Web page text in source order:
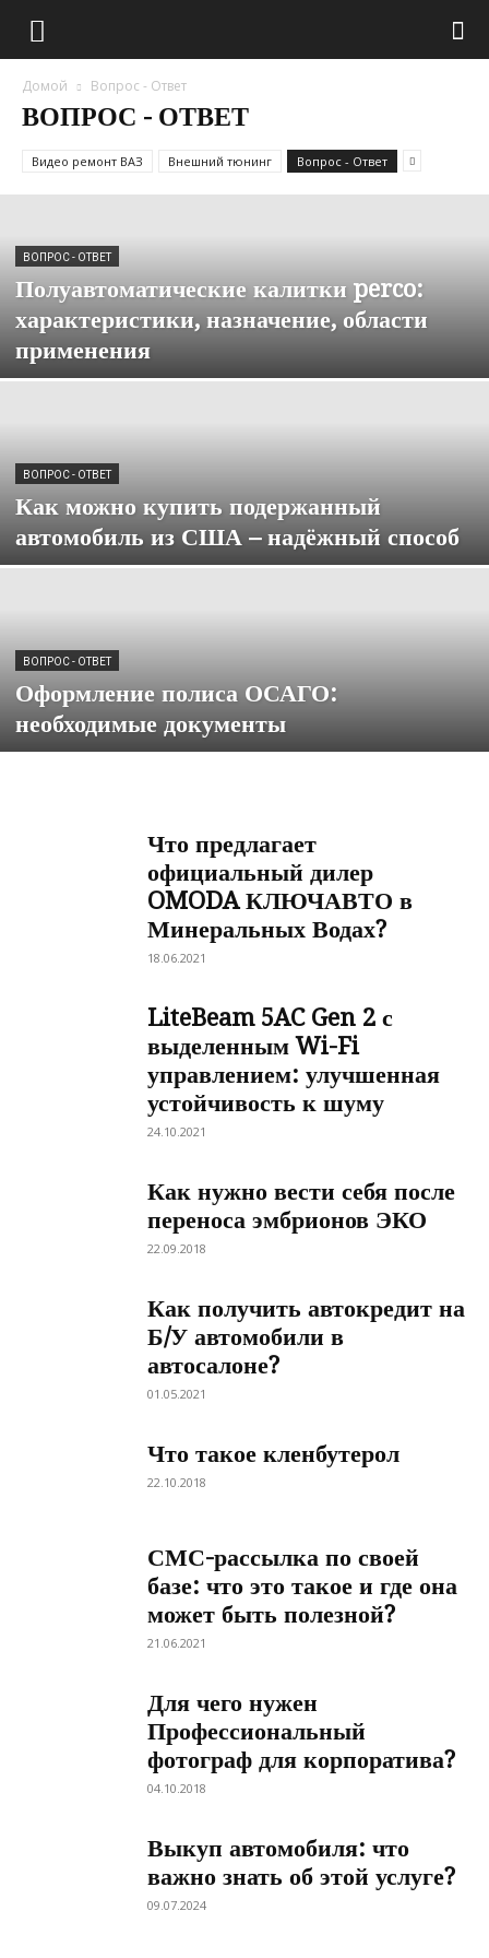
Домой Вопрос - Ответ
ВОПРОС - ОТВЕТ
Видео ремонт ВАЗ Внешний тюнинг Вопрос - Ответ
ВОПРОС - ОТВЕТ
Полуавтоматические калитки perco:
характеристики, назначение, области
применения
ВОПРОС - ОТВЕТ
Как можно купить подержанный
автомобиль из США – надёжный способ
ВОПРОС - ОТВЕТ
Оформление полиса ОСАГО:
необходимые документы
Что предлагает
официальный дилер
OMODA КЛЮЧАВТО в
Минеральных Водах?
18.06.2021
LiteBeam 5AC Gen 2 с
выделенным Wi-Fi
управлением: улучшенная
устойчивость к шуму
24.10.2021
Как нужно вести себя после
переноса эмбрионов ЭКО
22.09.2018
Как получить автокредит на
Б/У автомобили в
автосалоне?
01.05.2021
Что такое кленбутерол
22.10.2018
СМС-рассылка по своей
базе: что это такое и где она
может быть полезной?
21.06.2021
Для чего нужен
Профессиональный
фотограф для корпоратива?
04.10.2018
Выкуп автомобиля: что
важно знать об этой услуге?
09.07.2024